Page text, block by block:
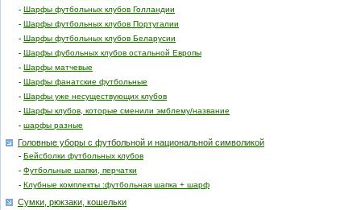
- Шарфы футбольных клубов Голландии
- Шарфы футбольных клубов Португалии
- Шарфы футбольных клубов Беларусии
- Шарфы фубольных клубов остальной Европы
- Шарфы матчевые
- Шарфы фанатские футбольные
- Шарфы уже несуществующих клубов
- Шарфы клубов, которые сменили эмблему/название
- шарфы разные
Головные уборы с футбольной и национальной символикой
- Бейсболки футбольных клубов
- Футбольные шапки, перчатки
- Клубные комплекты :футбольная шапка + шарф
Сумки, рюкзаки, кошельки